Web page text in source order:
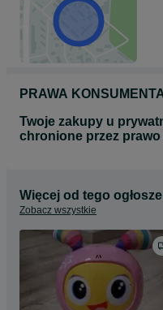
PRAWA
Twoje zakupy u
chronione przez
Więcej od tego
Zobacz wszystkie